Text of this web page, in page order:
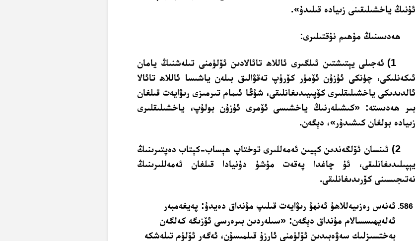
ئۇنىڭ ياخشىلىقىنى زىيادە قىلىدۇ».
ھەدىسنىڭ مۇھىم نۇقتىلىرى:
1) ئەجىلى يېتىشتىن ئىلگىرى ئاللاھ تائالادىن ئۆلۈمنى تىلەشنىڭ يامان
ئىكەنلىكى، چۈنكى ئۇزۇن ئۆمۈر كۆرۈپ تەقۋالىق بىلەن ياشىسا ئاللاھ تائالا
ئالدىدىكى ياخشىلىقلىرى كۆپىيىدىغانلىقى، شۇڭا ئىمام تىرمىزى رىۋايەت قىلغان
بىر ھەدىستە: «كىشىلەرنىڭ ياخشىسى ئۆمرى ئۇزۇن بولۇپ، ياخشىلىقلىرى
زىيادە بولغان كىشىدۇر»، دېگەن.
2) ئىنسان ئۆلگەندىن كېيىن ئەمەللىرى توختاپ ھېساب-كېتاب دەپتىرىنىڭ
يېپىلىدىغانلىقى، ئۇ چاغدا پەقەت مۇشۇ دۇنيادا قىلغان ئەمەللىرىنىڭ
نەتىجىسىنى كۆرىدىغانلىقى.
ئەنەس رەزىيەللاھۇ ئەنھۇ رىۋايەت قىلىپ مۇنداق دەيدۇ: پەيغەمبەر
ئەلەيھىسسالام مۇنداق دېگەن: «سىلەردىن بىرەرسى ئۆزىگە كەلگەن
بەختسىزلىك سەۋەبىدىن ئۆلۈمنى ئارزۇ قىلمىسۇن، ئەگەر ئۆلۈم تىلەشكە